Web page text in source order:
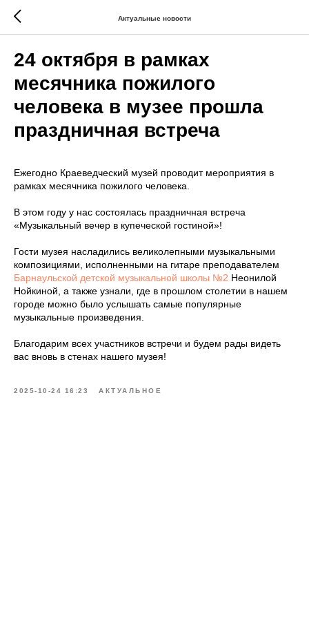
Актуальные новости
24 октября в рамках
месячника пожилого
человека в музее прошла
праздничная встреча
Ежегодно Краеведческий музей проводит мероприятия в
рамках месячника пожилого человека.
В этом году у нас состоялась праздничная встреча
«Музыкальный вечер в купеческой гостиной»!
Гости музея насладились великолепными музыкальными
композициями, исполненными на гитаре преподавателем
Барнаульской детской музыкальной школы №2 Неонилой
Нойкиной, а также узнали, где в прошлом столетии в нашем
городе можно было услышать самые популярные
музыкальные произведения.
Благодарим всех участников встречи и будем рады видеть
вас вновь в стенах нашего музея!
2025-10-24 16:23 АКТУАЛЬНОЕ